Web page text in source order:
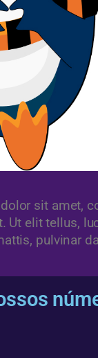
sit amet,
Ut elit tellus,
pulvinar